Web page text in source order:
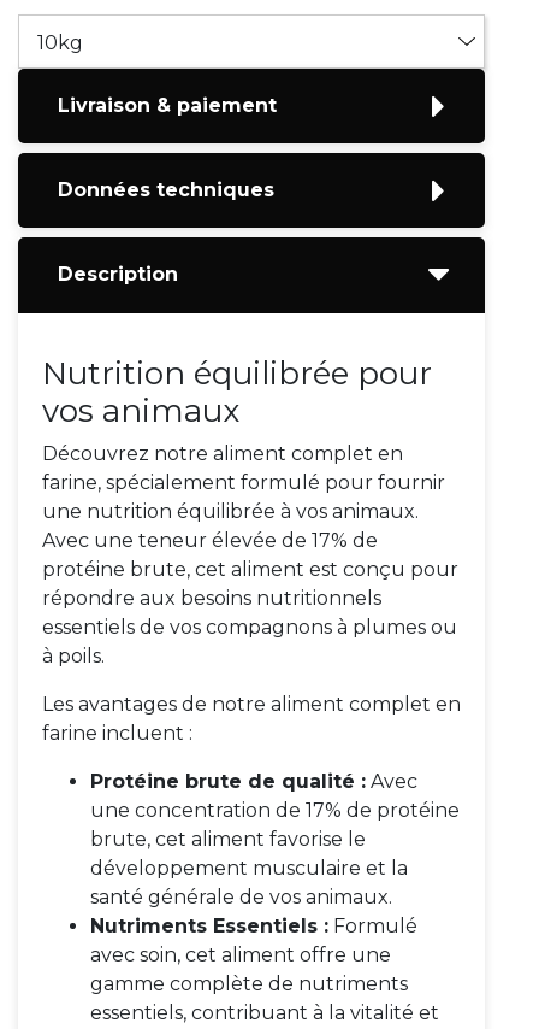
Livraison & paiement
Données techniques
Description
Nutrition équilibrée pour
vos animaux
Découvrez notre aliment complet en
farine, spécialement formulé pour fournir
une nutrition équilibrée à vos animaux.
Avec une teneur élevée de 17% de
protéine brute, cet aliment est conçu pour
répondre aux besoins nutritionnels
essentiels de vos compagnons à plumes ou
à poils.
Les avantages de notre aliment complet en
farine incluent :
Protéine brute de qualité : Avec
une concentration de 17% de protéine
brute, cet aliment favorise le
développement musculaire et la
santé générale de vos animaux.
Nutriments Essentiels : Formulé
avec soin, cet aliment offre une
gamme complète de nutriments
essentiels, contribuant à la vitalité et